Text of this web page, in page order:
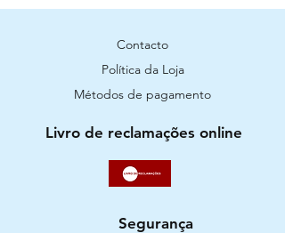
Contacto
Política da Loja
Métodos de pagamento
Livro de reclamações online
Segurança